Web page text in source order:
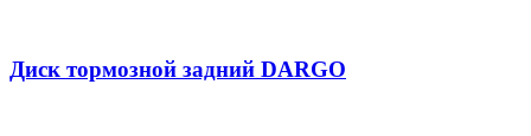
Диск тормозной задний DARGO